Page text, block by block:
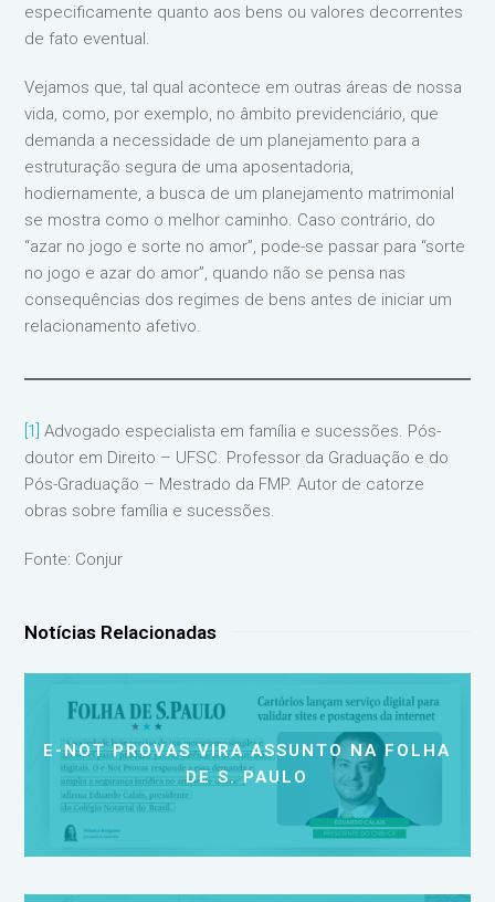
especificamente quanto aos bens ou valores decorrentes
de fato eventual.
Vejamos que, tal qual acontece em outras áreas de nossa
vida, como, por exemplo, no âmbito previdenciário, que
demanda a necessidade de um planejamento para a
estruturação segura de uma aposentadoria,
hodiernamente, a busca de um planejamento matrimonial
se mostra como o melhor caminho. Caso contrário, do
“azar no jogo e sorte no amor”, pode-se passar para “sorte
no jogo e azar do amor”, quando não se pensa nas
consequências dos regimes de bens antes de iniciar um
relacionamento afetivo.
[1] Advogado especialista em família e sucessões. Pós-
doutor em Direito – UFSC. Professor da Graduação e do
Pós-Graduação – Mestrado da FMP. Autor de catorze
obras sobre família e sucessões.
Fonte: Conjur
Notícias Relacionadas
E-NOT PROVAS VIRA ASSUNTO NA FOLHA
DE S. PAULO